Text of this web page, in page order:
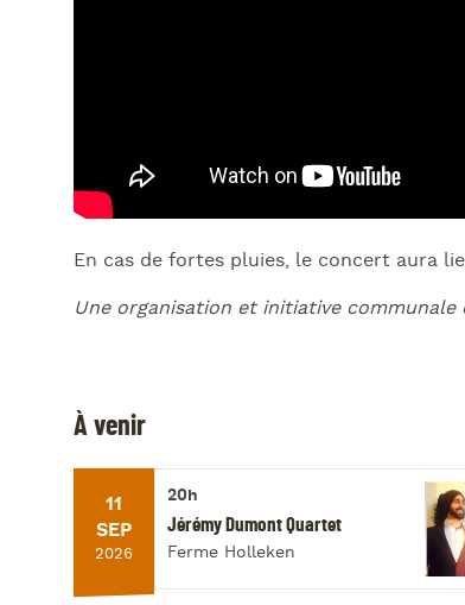
En cas de fortes pluies, le concert aura
Une organisation et initiative
À venir
11
SEP
2026
20h
Jérémy Dumont Quartet
Ferme Holleken